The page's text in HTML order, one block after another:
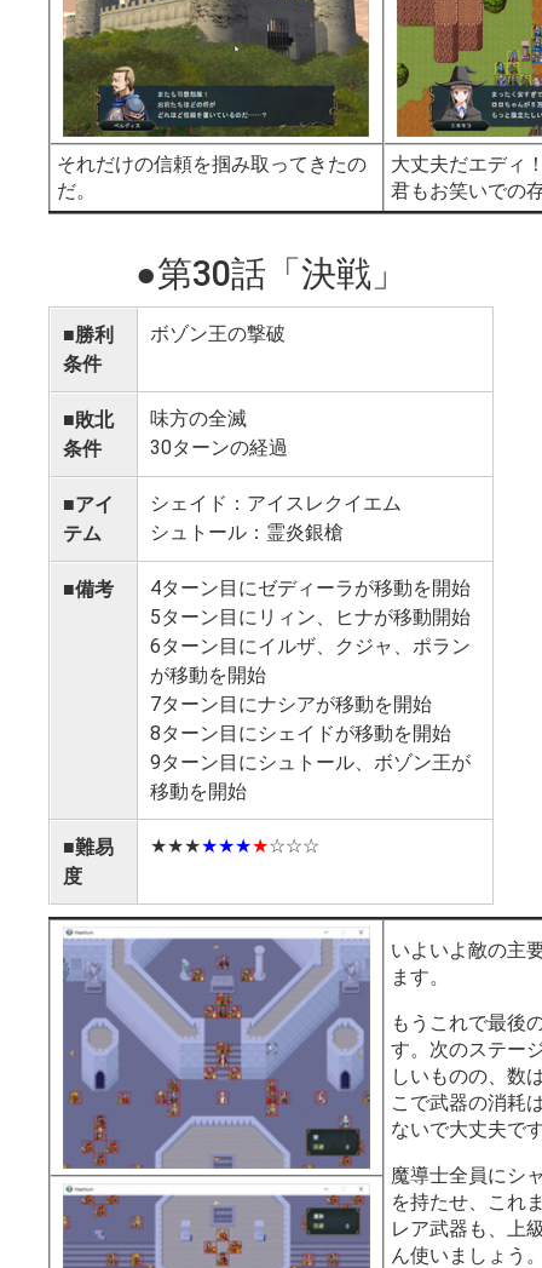
かなり難しいス
ないかと思うか
けれども、この
ちゃんとした戦
とスムーズにク
です。
片付けましょう
囲まれた地形で
中央の敵は非操
度足止めをして
りません。
そして最初の壁
軍団。今回のス
ません。
この戦法は、
確実にするため
そして各個撃破
も良いですが、
ぶのは非常に地
です。
大事なのは左画
くる敵を足止め
す。
それだけの信頼を掴み取ってきたの
だ。
大丈夫だエディ
君もお笑いでの
●第30話「決戦」
■勝利
条件
ボゾン王の撃破
■敗北
条件
味方の全滅
30ターンの経過
■アイ
テム
シェイド：アイスレクイエム
シュトール：霊炎銀槍
■備考
4ターン目にゼディーラが移動を開始
5ターン目にリィン、ヒナが移動開始
6ターン目にイルザ、クジャ、ポラン
が移動を開始
7ターン目にナシアが移動を開始
8ターン目にシェイドが移動を開始
9ターン目にシュトール、ボゾン王が
移動を開始
■難易
度
★★★★★★★☆☆☆
いよいよ敵の主
ます。
もうこれで最後
す。次のステー
しいものの、数
こで武器の消耗
ないで大丈夫で
魔導士全員にシ
を持たせ、これ
レア武器も、上
ん使いましょう